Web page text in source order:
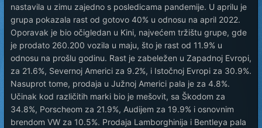
nastavila u zimu zajedno s posledicama pandemije. U aprilu je
grupa pokazala rast od gotovo 40% u odnosu na april 2022.
Oporavak je bio očigledan u Kini, najvećem tržištu grupe, gde
je prodato 260.200 vozila u maju, što je rast od 11.9% u
odnosu na prošlu godinu. Rast je zabeležen u Zapadnoj Evropi,
za 21.6%, Severnoj Americi za 9.2%, i Istočnoj Evropi za 30.9%.
Nasuprot tome, prodaja u Južnoj Americi pala je za 4.8%.
Učinak kod različitih marki bio je mešovit, sa Škodom za
34.8%, Porscheom za 21.9%, Audijem za 19.9% i osnovnim
brendom VW za 10.5%. Prodaja Lamborghinija i Bentleya pala